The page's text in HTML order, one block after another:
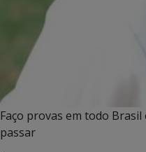
Faço provas em todo
passar